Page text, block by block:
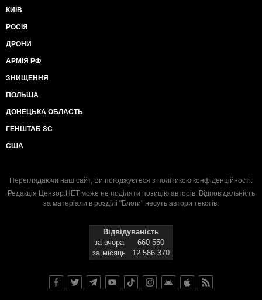
КИЇВ
РОСІЯ
ДРОНИ
АРМІЯ РФ
ЗНИЩЕННЯ
ПОЛЬЩА
ДОНЕЦЬКА ОБЛАСТЬ
ГЕНШТАБ ЗС
США
Переглядаючи наш сайт, Ви погоджуєтеся з політикою конфіденційності.
Редакція Цензор.НЕТ може не поділяти позицію авторів. Відповідальність
за матеріали в розділі "Блоги" несуть автори текстів.
Відвідуваність
за вчора
660 550
за місяць
12 586 370